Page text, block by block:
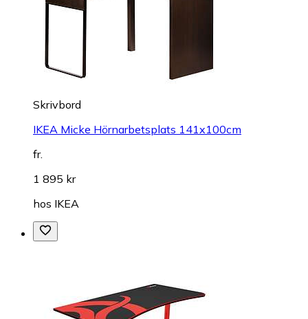
Skrivbord
IKEA Micke Hörnarbetsplats 141x100cm
fr.
1 895 kr
hos IKEA